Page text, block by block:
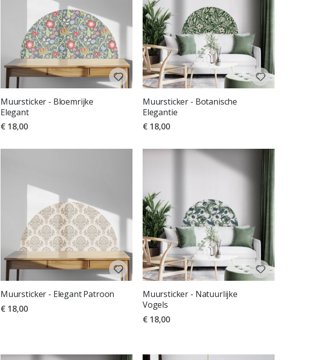
Muursticker - Bloemrijke
Elegant
€ 18,00
Muursticker - Botanische
Elegantie
€ 18,00
Muursticker - Elegant Patroon
€ 18,00
Muursticker - Natuurlijke
Vogels
€ 18,00